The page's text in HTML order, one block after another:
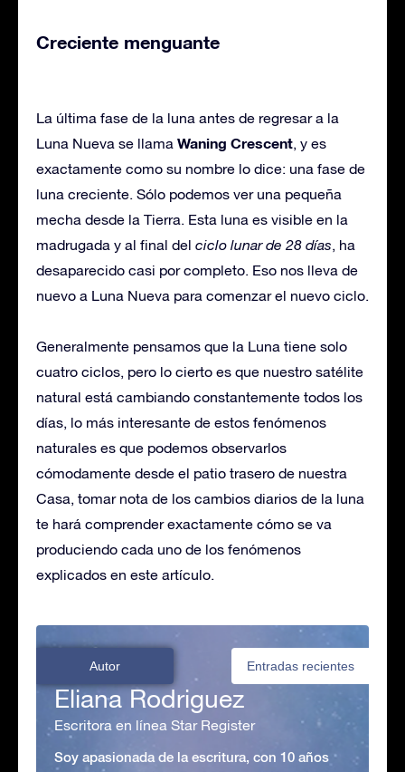
Creciente menguante
La última fase de la luna antes de regresar a la
Luna Nueva se llama Waning Crescent, y es
exactamente como su nombre lo dice: una fase de
luna creciente. Sólo podemos ver una pequeña
mecha desde la Tierra. Esta luna es visible en la
madrugada y al final del ciclo lunar de 28 días, ha
desaparecido casi por completo. Eso nos lleva de
nuevo a Luna Nueva para comenzar el nuevo ciclo.
Generalmente pensamos que la Luna tiene solo
cuatro ciclos, pero lo cierto es que nuestro satélite
natural está cambiando constantemente todos los
días, lo más interesante de estos fenómenos
naturales es que podemos observarlos
cómodamente desde el patio trasero de nuestra
Casa, tomar nota de los cambios diarios de la luna
te hará comprender exactamente cómo se va
produciendo cada uno de los fenómenos
explicados en este artículo.
Autor Entradas recientes
Eliana Rodriguez
Escritora en línea Star Register
Soy apasionada de la escritura, con 10 años